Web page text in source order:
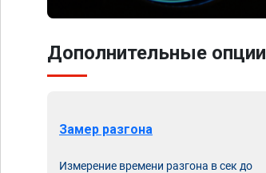
Дополнительные опции
Замер разгона
Измерение времени разгона в сек до